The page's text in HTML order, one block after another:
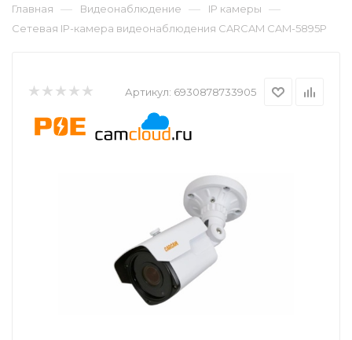
Главная — Видеонаблюдение — IP камеры —
Сетевая IP-камера видеонаблюдения CARCAM CAM-5895P
Артикул: 6930878733905